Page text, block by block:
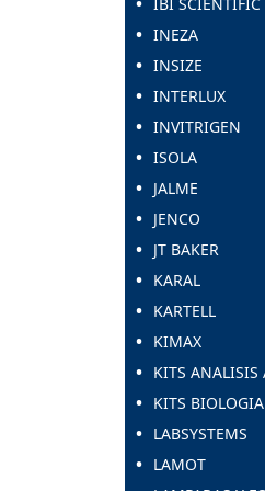
INEZA
INSIZE
INTERLUX
INVITRIGEN
ISOLA
JALME
JENCO
JT BAKER
KARAL
KARTELL
KIMAX
KITS ANALISIS
KITS
LABSYSTEMS
LAMOT